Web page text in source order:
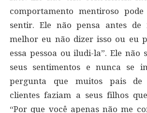
comportamento mentiroso
sentir. Ele não pensa antes de
melhor eu não dizer isso ou eu
essa pessoa ou iludi-la”. Ele não
seus sentimentos e nunca se
pergunta que muitos pais de
clientes faziam a seus filhos
“Por que você apenas não me